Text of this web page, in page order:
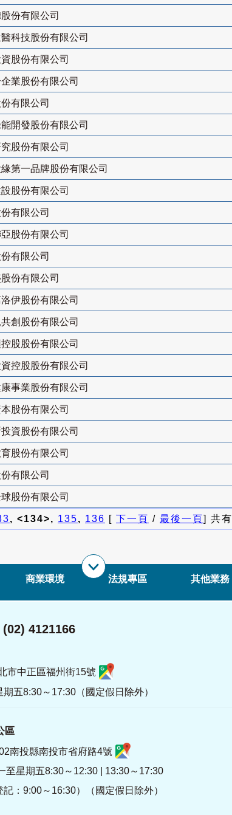
份有限公司
科技股份有限公司
股份有限公司
業股份有限公司
有限公司
開發股份有限公司
股份有限公司
第一品牌股份有限公司
股份有限公司
有限公司
股份有限公司
有限公司
份有限公司
伊股份有限公司
創股份有限公司
股股份有限公司
控股股份有限公司
事業股份有限公司
股份有限公司
資股份有限公司
股份有限公司
有限公司
股份有限公司
, <134>, 135, 136 [ 下一頁 / 最後一頁] 共有
商業環境 法規專區 其他業務
4121166
市中正區福州街15號
五8:30～17:30（國定假日除外）
區
南投縣南投市省府路4號
至星期五8:30～12:30 | 13:30～17:30
記：9:00～16:30）（國定假日除外）